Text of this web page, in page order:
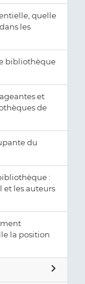
quelle
les
bibliothèque
et
de
du
:
et les auteurs
la position